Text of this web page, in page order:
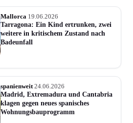
Mallorca 19.06.2026
Tarragona: Ein Kind ertrunken, zwei
weitere in kritischem Zustand nach
Badeunfall
spanienweit 24.06.2026
Madrid, Extremadura und Cantabria
klagen gegen neues spanisches
Wohnungsbauprogramm